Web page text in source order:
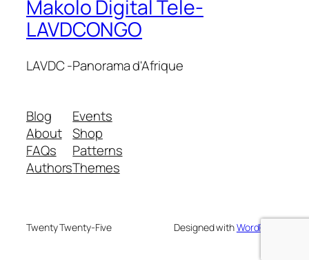
Makolo Digital Tele-
LAVDCONGO
LAVDC -Panorama d'Afrique
Blog
About
FAQs
Authors
Events
Shop
Patterns
Themes
Twenty Twenty-Five Designed withWordPress